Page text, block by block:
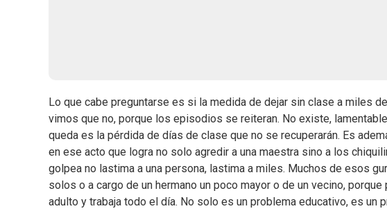
Lo que cabe preguntarse es si la medida de dejar sin clase a miles
vimos que no, porque los episodios se reiteran. No existe,
queda es la pérdida de días de clase que no se recuperarán. Es
en ese acto que logra no solo agredir a una maestra sino a los
golpea no lastima a una persona, lastima a miles. Muchos de esos
solos o a cargo de un hermano un poco mayor o de un vecino,
adulto y trabaja todo el día. No solo es un problema educativo, es un